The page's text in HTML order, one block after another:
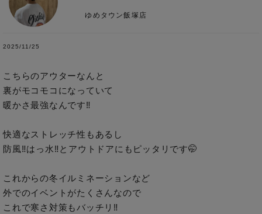
ゆめタウン飯塚店
2025/11/25
こちらのアウターなんと
裏がモコモコになっていて
暖かさ最強なんです‼︎
快適なストレッチ性もあるし
防風‼︎はっ水‼︎とアウトドアにもピッタリです🤭
これからの冬イルミネーションなど
外でのイベントがたくさんなので
これで寒さ対策もバッチリ‼︎